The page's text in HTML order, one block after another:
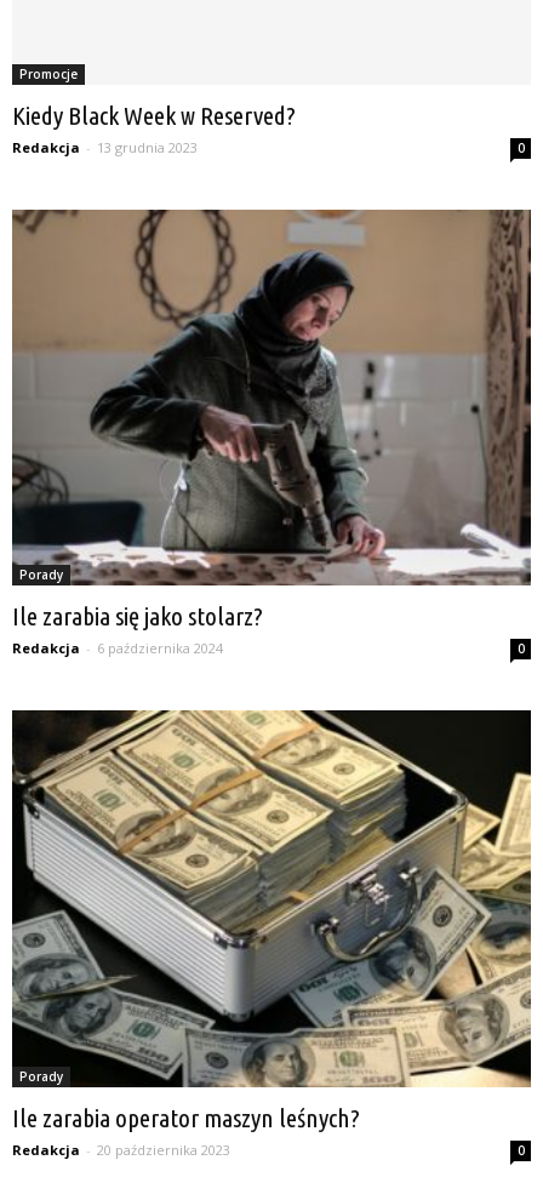
Promocje
Kiedy Black Week w Reserved?
Redakcja - 13 grudnia 2023 0
Porady
Ile zarabia się jako stolarz?
Redakcja - 6 października 2024 0
Porady
Ile zarabia operator maszyn leśnych?
Redakcja - 20 października 2023 0